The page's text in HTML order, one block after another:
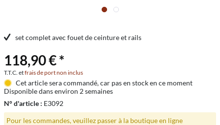
set complet avec fouet de ceinture et rails
118,90 € *
T.T.C. etfrais de port non inclus
Cet article sera commandé, car pas en stock en ce moment
Disponible dans environ 2 semaines
N° d'article : E3092
Pour les commandes, veuillez passer à la boutique en ligne